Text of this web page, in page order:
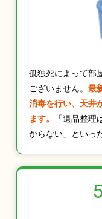
孤独死によって部
ございません。 最
消毒を行い、天井
ます。
「遺品整
からない」といっ
5